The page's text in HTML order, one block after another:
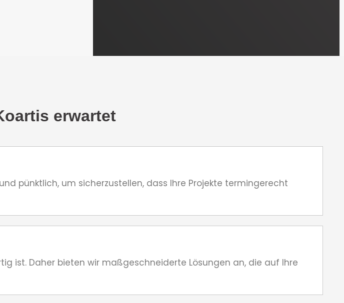
erwartet
pünktlich, um sicherzustellen, dass Ihre Projekte termingerecht
ist. Daher bieten wir maßgeschneiderte Lösungen an, die auf Ihre